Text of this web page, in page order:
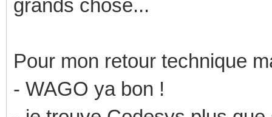
grands chose...
Pour mon retour technique
- WAGO ya bon !